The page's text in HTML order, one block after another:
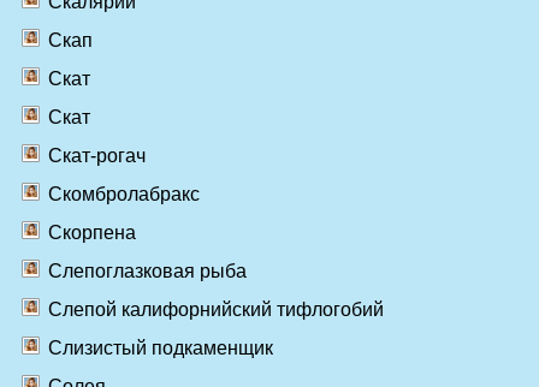
Скап
Скат
Скат
Скат-рогач
Скомбролабракс
Скорпена
Слепоглазковая рыба
Слепой калифорнийский тифлогобий
Слизистый подкаменщик